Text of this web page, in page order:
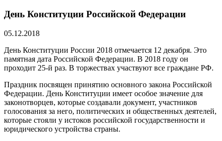
День Конституции Российской Федерации
05.12.2018
День Конституции России 2018 отмечается 12 декабря. Это
памятная дата Российской Федерации. В 2018 году он
проходит 25-й раз. В торжествах участвуют все граждане РФ.
Праздник посвящен принятию основного закона Российской
Федерации. День Конституции имеет особое значение для
законотворцев, которые создавали документ, участников
голосования за него, политических и общественных деятелей,
которые стояли у истоков российской государственности и
юридического устройства страны.